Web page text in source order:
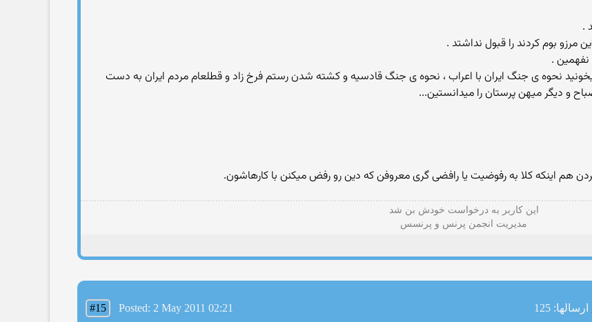
.
مرزو بوم كردند را قبول نداشتد .
نفهمین .
نحوه ی جنگ ایران با اعراب ، نحوه ی جنگ قادسیه و كشته شدن رستم فرخ زاد و قطلعام مردم ایران به دست
و دیگر میهن پرستان را میدانستین...
اینکه کلا به رفوضیت یا رافضی گری معروفن که دین رو رفض میکنن با کارهاشون.
این كاربر به درخواست خودش بن شد
مدیریت انجمن پرنس و پرنسس
ارسالها: 125
#15 Posted: 2 May 2011 02:21